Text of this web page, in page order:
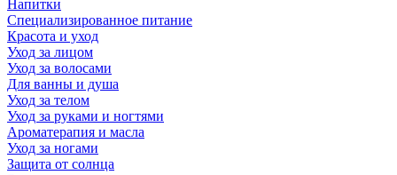
Напитки
Специализированное питание
Красота и уход
Уход за лицом
Уход за волосами
Для ванны и душа
Уход за телом
Уход за руками и ногтями
Ароматерапия и масла
Уход за ногами
Защита от солнца